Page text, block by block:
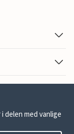
delen med vanlige